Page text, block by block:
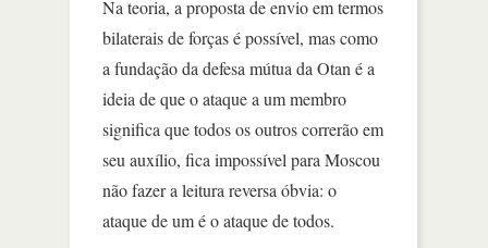
Na teoria, a proposta de envio em termos
bilaterais de forças é possível, mas como
a fundação da defesa mútua da Otan é a
ideia de que o ataque a um membro
significa que todos os outros correrão em
seu auxílio, fica impossível para Moscou
não fazer a leitura reversa óbvia: o
ataque de um é o ataque de todos.